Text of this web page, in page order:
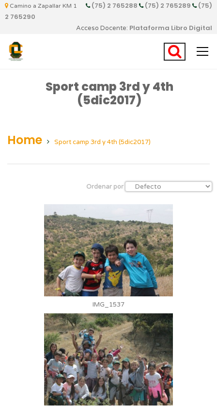
Camino a Zapallar KM 1 (75) 2 765288 (75) 2 765289
(75)
2 765290
Acceso Docente: Plataforma Libro Digital
Sport camp 3rd y 4th
(5dic2017)
Home Sport camp 3rd y 4th (5dic2017)
Ordenar por
IMG_1537